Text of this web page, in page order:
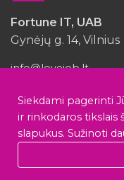
Turėjote patirties su
Vikrum
Fortune IT, UAB
Gynėjų g. 14, Vilnius
info@lovejob.lt
Siekdami pagerinti
ir rinkodaros tikslais
slapukus. Sužinoti